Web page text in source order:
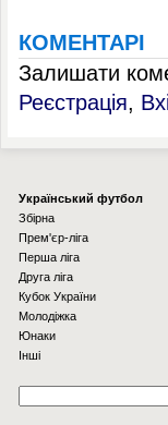
КОМЕНТАРІ
Залишати
Реєстрація,
Українcький футбол
Збірна
Прем'єр-ліга
Перша ліга
Друга ліга
Кубок України
Молодіжка
Юнаки
Інші